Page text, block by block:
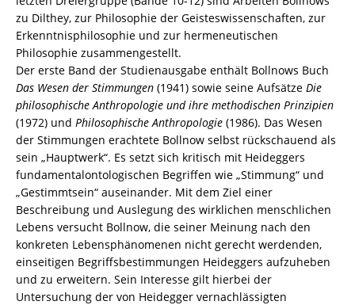
8260-
3930-
0
/
978-
3-
82-
603930-
0
Menge
zu Dilthey, zur Philosophie der Geisteswissenschaften, zur
Erkenntnisphilosophie und zur hermeneutischen
Philosophie zusammengestellt.
Der erste Band der Studienausgabe enthält Bollnows Buch
Das Wesen der Stimmungen (1941) sowie seine Aufsätze Die
philosophische Anthropologie und ihre methodischen Prinzipien
(1972) und Philosophische Anthropologie (1986). Das Wesen
der Stimmungen erachtete Bollnow selbst rückschauend als
sein „Hauptwerk“. Es setzt sich kritisch mit Heideggers
fundamentalontologischen Begriffen wie „Stimmung“ und
„Gestimmtsein“ auseinander. Mit dem Ziel einer
Beschreibung und Auslegung des wirklichen menschlichen
Lebens versucht Bollnow, die seiner Meinung nach den
konkreten Lebensphänomenen nicht gerecht werdenden,
einseitigen Begriffsbestimmungen Heideggers aufzuheben
und zu erweitern. Sein Interesse gilt hierbei der
Untersuchung der von Heidegger vernachlässigten